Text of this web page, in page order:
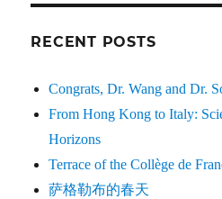
RECENT POSTS
Congrats, Dr. Wang and Dr.
From Hong Kong to Italy:
Horizons
Terrace of the Collège de
萨格勒布的春天